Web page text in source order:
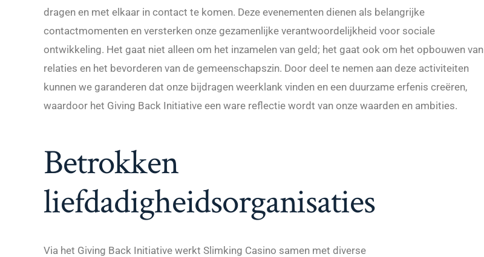
dragen en met elkaar in contact te komen. Deze evenementen dienen als belangrijke
contactmomenten en versterken onze gezamenlijke verantwoordelijkheid voor sociale
ontwikkeling. Het gaat niet alleen om het inzamelen van geld; het gaat ook om het opbouwen van
relaties en het bevorderen van de gemeenschapszin. Door deel te nemen aan deze activiteiten
kunnen we garanderen dat onze bijdragen weerklank vinden en een duurzame erfenis creëren,
waardoor het Giving Back Initiative een ware reflectie wordt van onze waarden en ambities.
Betrokken
liefdadigheidsorganisaties
Via het Giving Back Initiative werkt Slimking Casino samen met diverse